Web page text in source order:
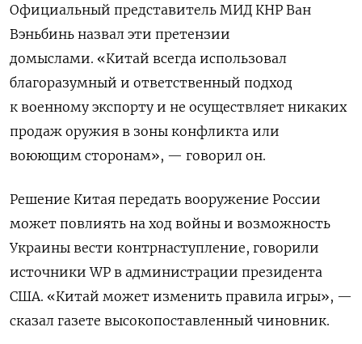
Официальный представитель МИД КНР Ван
Вэньбинь назвал эти претензии
домыслами. «Китай всегда использовал
благоразумный и ответственный подход
к военному экспорту и не осуществляет никаких
продаж оружия в зоны конфликта или
воюющим сторонам», — говорил он.
Решение Китая передать вооружение России
может повлиять на ход войны и возможность
Украины вести контрнаступление, говорили
источники WP в администрации президента
США. «Китай может изменить правила игры», —
сказал газете высокопоставленный чиновник.